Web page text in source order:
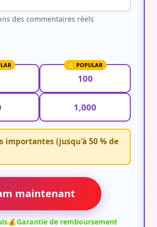
des commentaires réels
100
1,000
importantes (jusqu'à 50 % de
maintenant
💰Garantie de remboursement